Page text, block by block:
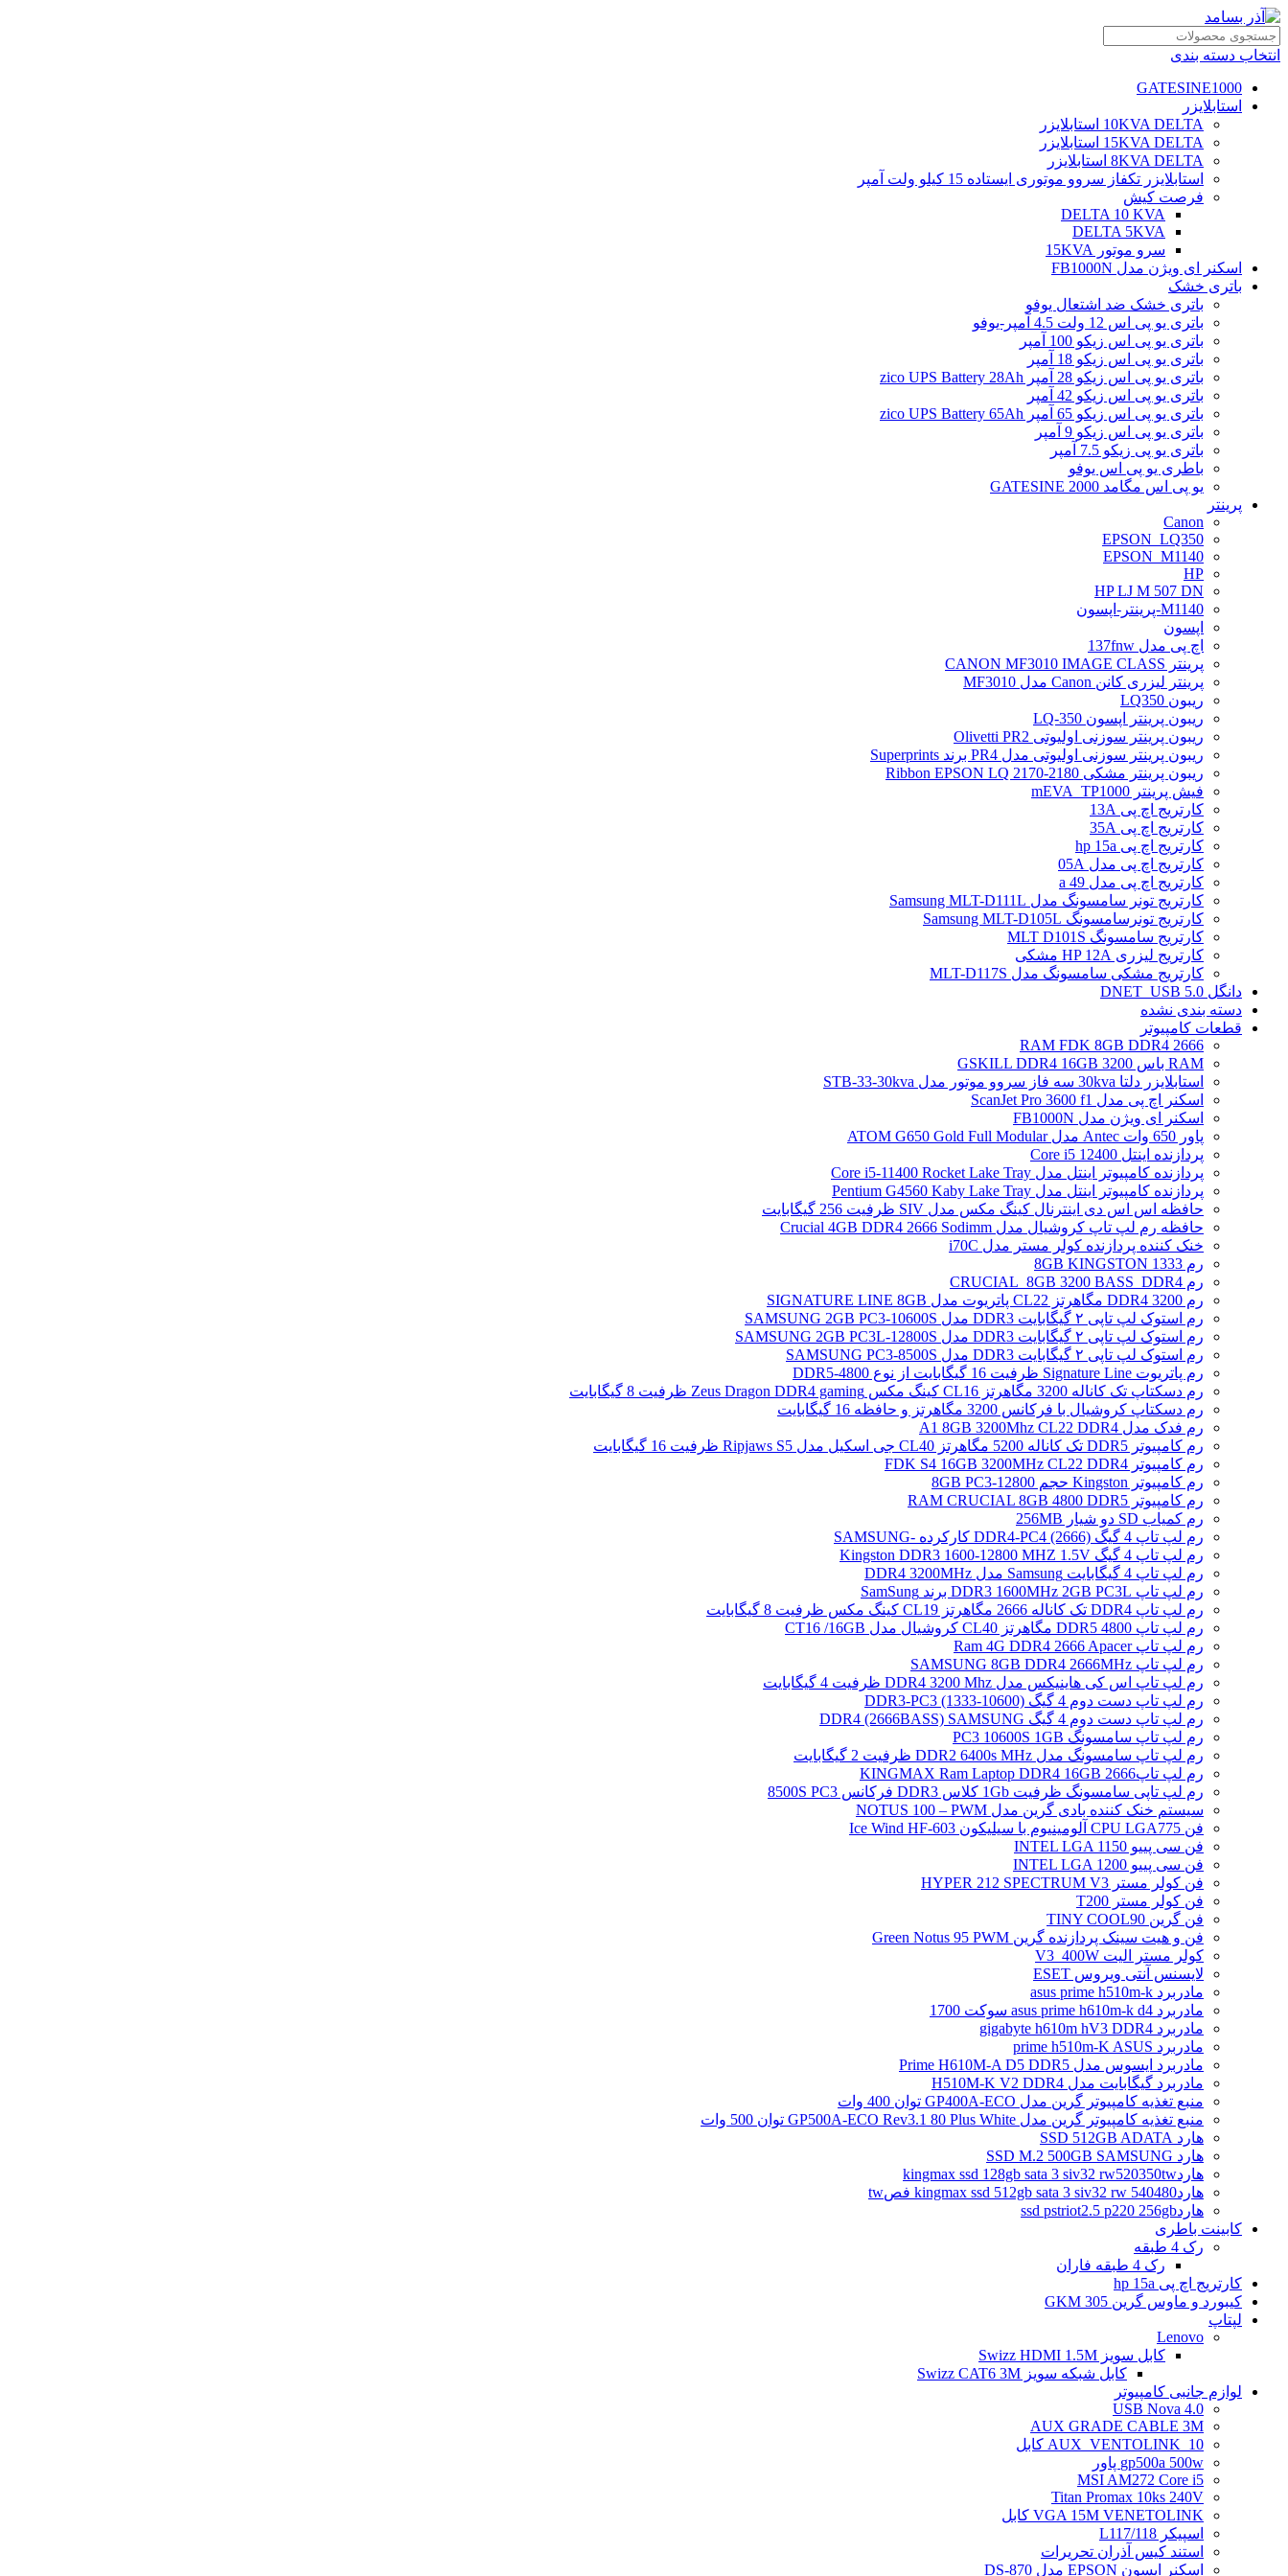
انتخاب دسته بندی
GATESINE1000
استابلایزر
10KVA DELTA استابلایزر
15KVA DELTA استابلایزر
8KVA DELTA استابلایزر
استابلایزر تکفاز سروو موتوری ایستاده 15 کیلو ولت آمپر
فرصت کیش
DELTA 10 KVA
DELTA 5KVA
سرو موتور 15KVA
اسکنر ای ویژن مدل FB1000N
باتری خشک
باتری خشک ضد اشتعال یوفو
باتری یو پی اس 12 ولت 4.5 آمپر-یوفو
باتری یو پی اس زیکو 100 آمپر
باتری یو پی اس زیکو 18 آمپر
باتری یو پی اس زیکو 28 آمپر zico UPS Battery 28Ah
باتری یو پی اس زیکو 42 آمپر
باتری یو پی اس زیکو 65 آمپر zico UPS Battery 65Ah
باتری یو پی اس زیکو 9 آمپر
باتری یو پی زیکو 7.5 آمپر
باطری یو پی اس یوفو
یو پی اس مگامد GATESINE 2000
پرینتر
Canon
EPSON_LQ350
EPSON_M1140
HP
HP LJ M 507 DN
M1140-پرینتر-اپسون
اپسون
اچ پی مدل 137fnw
پرینتر CANON MF3010 IMAGE CLASS
پرینتر لیزری کانن Canon مدل MF3010
ریبون LQ350
ریبون پرینتر اپسون LQ-350
ریبون پرینتر سوزنی اولیوتی Olivetti PR2
ریبون پرینتر سوزنی اولیوتی مدل PR4 برند Superprints
ریبون پرینتر مشکی Ribbon EPSON LQ 2170-2180
فیش پرینتر mEVA_TP1000
کارتریج اچ پی 13A
کارتریج اچ پی 35A
کارتریج اچ پی hp 15a
کارتریج اچ پی مدل 05A
کارتریج اچ پی مدل 49 a
کارتریج تونر سامسونگ مدل Samsung MLT-D111L
کارتریج تونرسامسونگ Samsung MLT-D105L
کارتریج سامسونگ MLT D101S
کارتریج لیزری HP 12A مشکی
کارتریج مشکی سامسونگ مدل MLT-D117S
دانگل DNET_USB 5.0
دسته بندی نشده
قطعات کامپیوتر
RAM FDK 8GB DDR4 2666
RAM باس 3200 GSKILL DDR4 16GB
استابلایزر دلتا 30kva سه فاز سروو موتور مدل STB-33-30kva
اسکنر اچ پی مدل ScanJet Pro 3600 f1
اسکنر ای ویژن مدل FB1000N
پاور 650 وات Antec مدل ATOM G650 Gold Full Modular
پردازنده اینتل Core i5 12400
پردازنده کامپیوتر اینتل مدل Core i5-11400 Rocket Lake Tray
پردازنده کامپیوتر اینتل مدل Pentium G4560 Kaby Lake Tray
حافظه اس اس دی اینترنال کینگ مکس مدل SIV ظرفیت 256 گیگابایت
حافظه رم لپ تاپ کروشیال مدل Crucial 4GB DDR4 2666 Sodimm
خنک کننده پردازنده کولر مستر مدل i70C
رم 1333 8GB KINGSTON
رم CRUCIAL_8GB 3200 BASS_DDR4
رم DDR4 3200 مگاهرتز CL22 پاتریوت مدل SIGNATURE LINE 8GB
رم استوک لپ تاپی ۲ گیگابایت DDR3 مدل SAMSUNG 2GB PC3-10600S
رم استوک لپ تاپی ۲ گیگابایت DDR3 مدل SAMSUNG 2GB PC3L-12800S
رم استوک لپ تاپی ۲ گیگابایت DDR3 مدل SAMSUNG PC3-8500S
رم پاتریوت Signature Line ظرفیت 16 گیگابایت از نوع DDR5-4800
رم دسکتاپ تک کاناله 3200 مگاهرتز CL16 کینگ مکس Zeus Dragon DDR4 gaming ظرفیت 8 گیگابایت
رم دسکتاپ کروشیال با فرکانس 3200 مگاهرتز و حافظه 16 گیگابایت
رم فدک مدل A1 8GB 3200Mhz CL22 DDR4
رم کامپیوتر DDR5 تک کاناله 5200 مگاهرتز CL40 جی اسکیل مدل Ripjaws S5 ظرفیت 16 گیگابایت
رم کامپیوتر FDK S4 16GB 3200MHz CL22 DDR4
رم کامپیوتر Kingston حجم 8GB PC3-12800
رم کامپیوتر RAM CRUCIAL 8GB 4800 DDR5
رم کمیاب SD دو شیار 256MB
رم لپ تاپ 4 گیگ DDR4-PC4 (2666) کارکرده -SAMSUNG
رم لپ تاپ 4 گیگ Kingston DDR3 1600-12800 MHZ 1.5V
رم لپ تاپ 4 گیگابایت Samsung مدل DDR4 3200MHz
رم لپ تاپ DDR3 1600MHz 2GB PC3L برند SamSung
رم لپ تاپ DDR4 تک کاناله 2666 مگاهرتز CL19 کینگ مکس ظرفیت 8 گیگابایت
رم لپ تاپ DDR5 4800 مگاهرتز CL40 کروشیال مدل CT16 /16GB
رم لپ تاپ Ram 4G DDR4 2666 Apacer
رم لپ تاپ SAMSUNG 8GB DDR4 2666MHz
رم لپ تاپ اس کی هاینیکس مدل DDR4 3200 Mhz ظرفیت 4 گیگابایت
رم لپ تاپ دست دوم 4 گیگ DDR3-PC3 (1333-10600)
رم لپ تاپ دست دوم 4 گیگ DDR4 (2666BASS) SAMSUNG
رم لپ تاپ سامسونگ PC3 10600S 1GB
رم لپ تاپ سامسونگ مدل DDR2 6400s MHz ظرفیت 2 گیگابایت
رم لپ تاپ2666 KINGMAX Ram Laptop DDR4 16GB
رم لپ تاپی سامسونگ ظرفیت 1Gb کلاس DDR3 فرکانس 8500S PC3
سیستم خنک کننده بادی گرین مدل NOTUS 100 – PWM
فن CPU LGA775 آلومینیوم با سیلیکون Ice Wind HF-603
فن سی پییو INTEL LGA 1150
فن سی پییو INTEL LGA 1200
فن کولر مستر HYPER 212 SPECTRUM V3
فن کولر مستر T200
فن گرین TINY COOL90
فن و هیت سینک پردازنده گرین Green Notus 95 PWM
کولر مستر الیت V3_400W
لایسنس آنتی ویروس ESET
مادربرد asus prime h510m-k
مادربرد asus prime h610m-k d4 سوکت 1700
مادربرد gigabyte h610m hV3 DDR4
مادربرد prime h510m-K ASUS
مادربرد ایسوس مدل Prime H610M-A D5 DDR5
مادربرد گیگابایت مدل H510M-K V2 DDR4
منبع تغذیه کامپیوتر گرین مدل GP400A-ECO توان 400 وات
منبع تغذیه کامپیوتر گرین مدل GP500A-ECO Rev3.1 80 Plus White توان 500 وات
هارد SSD 512GB ADATA
هارد SSD M.2 500GB SAMSUNG
هاردkingmax ssd 128gb sata 3 siv32 rw520350tw
هاردkingmax ssd 512gb sata 3 siv32 rw 540480 فصtw
هاردssd pstriot2.5 p220 256gb
کابینت باطری
رک 4 طبقه
رک 4 طبقه فاران
کارتریج اچ پی hp 15a
کیبورد و ماوس گرین GKM 305
لپتاپ
Lenovo
کابل سویز Swizz HDMI 1.5M
کابل شبکه سویز Swizz CAT6 3M
لوازم جانبی کامپیوتر
4.0 USB Nova
AUX GRADE CABLE 3M
AUX_VENTOLINK_10 کابل
gp500a 500w پاور
MSI AM272 Core i5
Titan Promax 10ks 240V
VGA 15M VENETOLINK کابل
اسپیکر L117/118
استند کیس آذران تحریرات
اسکنر اپسون EPSON مدل DS-870